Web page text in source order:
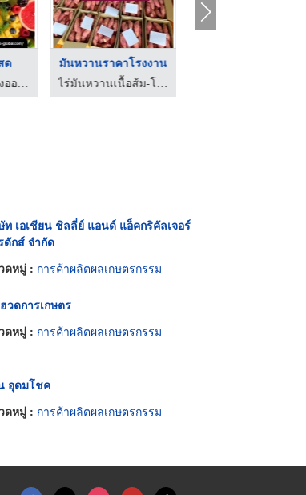
ด
ซื้อขาย นำเข้าส่งออก สินค้าเกษตร และเคมีภัณฑ์ด้านการเกษตร
มันหวานราคาโรงงาน
ไร่มันหวานเนื้อส้ม-โอกินาว่า ราคาถูกไร่วิจิตรา
ท เอเชียน ชิลลี่ย์ แอนด์ แอ็คกริคัลเจอร์
ดักส์ จำกัด
ดหมู่ : การค้าผลิตผลเกษตรกรรม
วดการเกษตร
ดหมู่ : การค้าผลิตผลเกษตรกรรม
อุดมโชค
ดหมู่ : การค้าผลิตผลเกษตรกรรม